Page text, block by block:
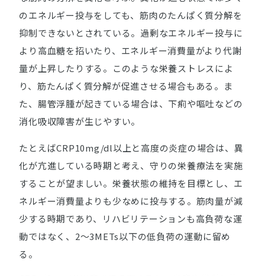
のエネルギー投与をしても、筋肉のたんぱく質分解を
抑制できないとされている。過剰なエネルギー投与に
より高血糖を招いたり、エネルギー消費量がより代謝
量が上昇したりする。このような栄養ストレスによ
り、筋たんぱく質分解が促進させる場合もある。ま
た、腸管浮腫が起きている場合は、下痢や嘔吐などの
消化吸収障害が生じやすい。
たとえばCRP10mg/dl以上と高度の炎症の場合は、異
化が亢進している時期と考え、守りの栄養療法を実施
することが望ましい。栄養状態の維持を目標とし、エ
ネルギー消費量よりも少なめに投与する。筋肉量が減
少する時期であり、リハビリテーションも高負荷な運
動ではなく、2～3METs以下の低負荷の運動に留め
る。